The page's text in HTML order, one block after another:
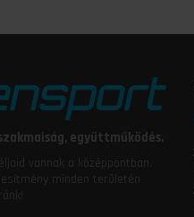
együttműködés.
vannak a középpontban,
minden területén